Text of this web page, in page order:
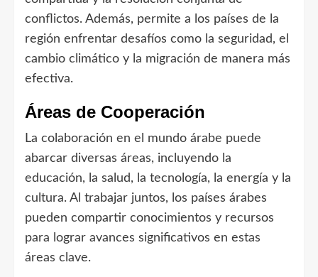
conflictos. Además, permite a los países de la
región enfrentar desafíos como la seguridad, el
cambio climático y la migración de manera más
efectiva.
Áreas de Cooperación
La colaboración en el mundo árabe puede
abarcar diversas áreas, incluyendo la
educación, la salud, la tecnología, la energía y la
cultura. Al trabajar juntos, los países árabes
pueden compartir conocimientos y recursos
para lograr avances significativos en estas
áreas clave.